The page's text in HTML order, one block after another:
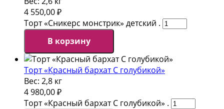
4 550,00₽
Торт «Сникерс монстрик» детский .
В корзину
Торт «Красный бархат С голубикой»
Вес: 2,8 кг
4 980,00₽
Торт «Красный бархат С голубикой» .